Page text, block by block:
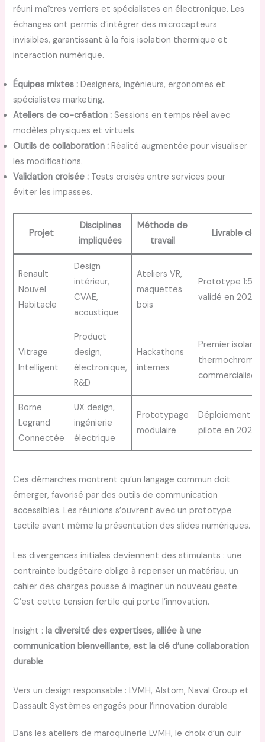
réuni maîtres verriers et spécialistes en électronique. Les
échanges ont permis d’intégrer des microcapteurs
invisibles, garantissant à la fois isolation thermique et
interaction numérique.
Équipes mixtes : Designers, ingénieurs, ergonomes et
spécialistes marketing.
Ateliers de co-création : Sessions en temps réel avec
modèles physiques et virtuels.
Outils de collaboration : Réalité augmentée pour visualiser
les modifications.
Validation croisée : Tests croisés entre services pour
éviter les impasses.
Projet
Disciplines
impliquées
Méthode de
travail
Livrable clé
Renault
Nouvel
Habitacle
Design
intérieur,
CVAE,
acoustique
Ateliers VR,
maquettes
bois
Prototype 1:5
validé en 2026
Vitrage
Intelligent
Product
design,
électronique,
R&D
Hackathons
internes
Premier isolant
commercialisé
Borne
Legrand
Connectée
UX design,
ingénierie
électrique
Prototypage
modulaire
Déploiement
pilote en 2026
Ces démarches montrent qu’un langage commun doit
émerger, favorisé par des outils de communication
accessibles. Les réunions s’ouvrent avec un prototype
tactile avant même la présentation des slides numériques.
Les divergences initiales deviennent des stimulants : une
contrainte budgétaire oblige à repenser un matériau, un
cahier des charges pousse à imaginer un nouveau geste.
C’est cette tension fertile qui porte l’innovation.
Insight :la diversité des expertises, alliée à une
communication bienveillante, est la clé d’une collaboration
durable.
Vers un design responsable : LVMH, Alstom, Naval Group et
Dassault Systèmes engagés pour l’innovation durable
Dans les ateliers de maroquinerie LVMH, le choix d’un cuir